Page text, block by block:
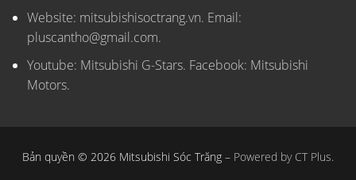
Website: mitsubishisoctrang.vn. Email:
pluscantho@gmail.com.
Youtube: Mitsubishi G-Stars. Facebook: Mitsubishi
Motors.
Bản quyền © 2026 Mitsubishi Sóc Trăng – Powered by CT Plus.